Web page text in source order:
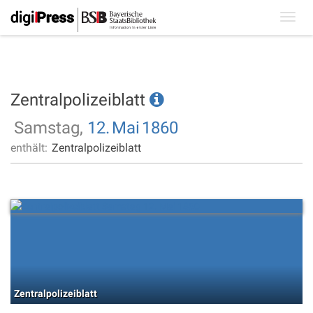
Zentralpolizeiblatt
Samstag, 12. Mai 1860
enthält: Zentralpolizeiblatt
Zentralpolizeiblatt